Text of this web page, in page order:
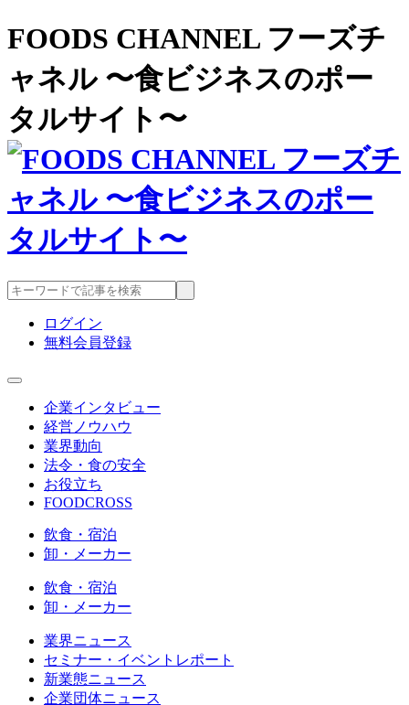
FOODS CHANNEL フーズチ
ャネル 〜食ビジネスのポー
タルサイト〜
ログイン
無料会員登録
企業インタビュー
経営ノウハウ
業界動向
法令・食の安全
お役立ち
FOODCROSS
飲食・宿泊
卸・メーカー
飲食・宿泊
卸・メーカー
業界ニュース
セミナー・イベントレポート
新業態ニュース
企業団体ニュース